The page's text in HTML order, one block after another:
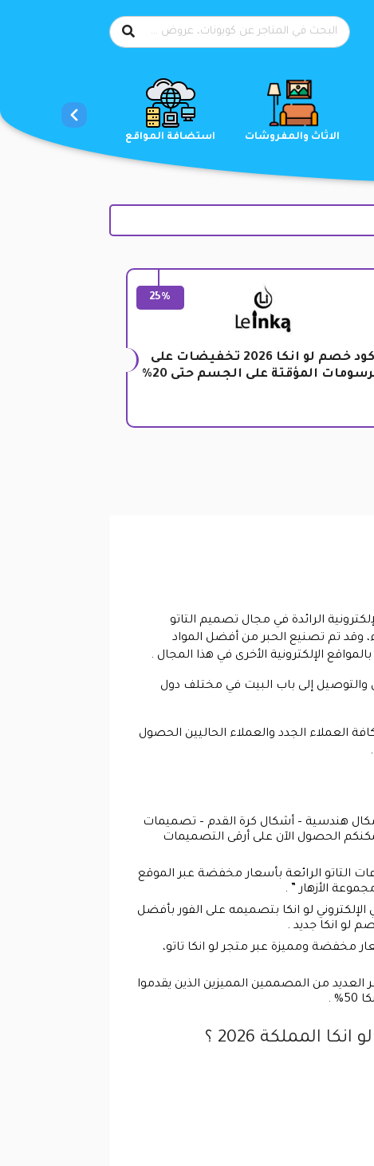
استضافة المواقع الاثاث والمفروشات الاحذية
25%
كود خصم لو انكا 2026 تخفيضات على
المؤقتة على الجسم حتى 20%
الرائدة في مجال تصميم التاتو
وقد تم تصنيع الحبر من أفضل المواد
الإلكترونية الأخرى في هذا المجال .
والتوصيل إلى باب البيت في مختلف دول
العملاء الجدد والعملاء الحاليين الحصول
هندسية – أشكال كرة القدم – تصميمات
الحصول الآن على أرقى التصميمات
التاتو الرائعة بأسعار مخفضة عبر الموقع
الأزهار ” .
لو انكا بتصميمه على الفور بأفضل
على أفضل الأحبار الطبيعية المصنوعة من الفاكهة 100% بأسعار مخفضة ومميزة عبر متجر لو انكا تاتو،
العديد من المصممين المميزين الذين يقدموا
.
المملكة 2026 ؟